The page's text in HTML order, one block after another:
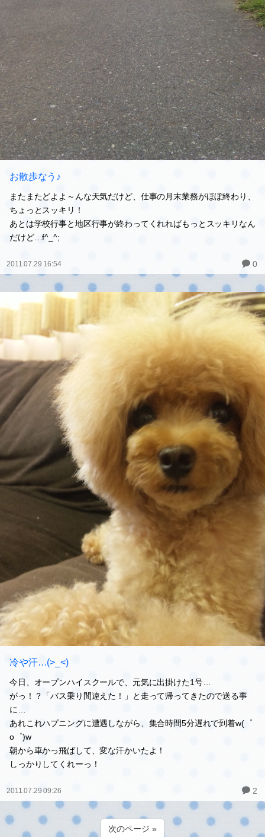
お散歩なう♪
またまたどよよ～んな天気だけど、仕事の月末業務がほぼ終わり、
ちょっとスッキリ！
あとは学校行事と地区行事が終わってくれればもっとスッキリなん
だけど…f^_^;
2011.07.29 16:54 0
冷や汗…(>_<)
今日、オープンハイスクールで、元気に出掛けた1号…
がっ！？「バス乗り間違えた！」と走って帰ってきたので送る事
に…
あれこれハプニングに遭遇しながら、集合時間5分遅れで到着w(゜
o゜)w
朝から車かっ飛ばして、変な汗かいたよ！
しっかりしてくれーっ！
2011.07.29 09:26 2
次のページ »